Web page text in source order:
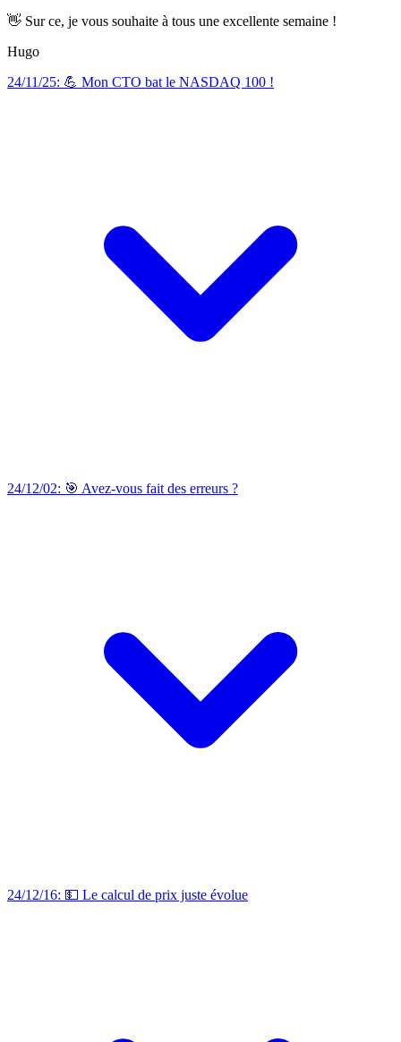
👋 Sur ce, je vous souhaite à tous une excellente semaine !
Hugo
24/11/25: 💪 Mon CTO bat le NASDAQ 100 !
24/12/02: 🎯 Avez-vous fait des erreurs ?
24/12/16: 💵 Le calcul de prix juste évolue